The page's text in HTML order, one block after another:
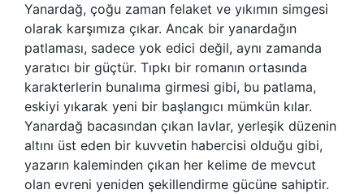
Yanardağ, çoğu zaman felaket ve yıkımın simgesi
olarak karşımıza çıkar. Ancak bir yanardağın
patlaması, sadece yok edici değil, aynı zamanda
yaratıcı bir güçtür. Tıpkı bir romanın ortasında
karakterlerin bunalıma girmesi gibi, bu patlama,
eskiyi yıkarak yeni bir başlangıcı mümkün kılar.
Yanardağ bacasından çıkan lavlar, yerleşik düzenin
altını üst eden bir kuvvetin habercisi olduğu gibi,
yazarın kaleminden çıkan her kelime de mevcut
olan evreni yeniden şekillendirme gücüne sahiptir.